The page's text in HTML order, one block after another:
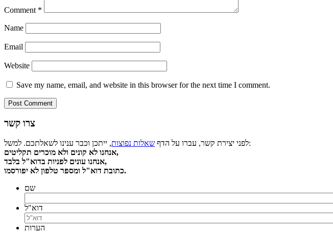
Comment *
Name
Email
Website
Save my name, email, and website in this browser for the next time I comment.
צרו קשר
לפני יצירת קשר, עברו על הדף שאלות נפוצות
, ייתכן וכבר ענינו לשאלתכם. למשל:
אנחנו לא קונים ולא מוכרים תקליטים,
אנחנו עונים לפניות בדוא"ל בלבד,
כתובת דוא"ל ומספר טלפון לא יפורסמו.
שם
דוא"ל
הערות